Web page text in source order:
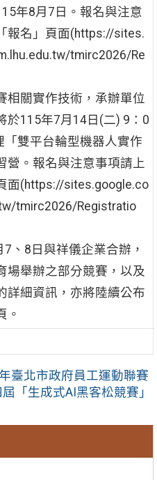
年8月7日。報名與注意
報名」頁面(https://sites.
tmirc2026/Re
相關實作技術，承辦單位
於115年7月14日(二) 9：0
「雙平台輪型機器人實作
營。報名與注意事項請上
面(https://sites.google.co
tmirc2026/Registratio
、8日與祥儀企業合辦，
場舉辦之部分競賽，以及
詳細資訊，亦將陸續公布
。
臺北市政府員工運動聯賽
「生成式AI黑客松競賽」